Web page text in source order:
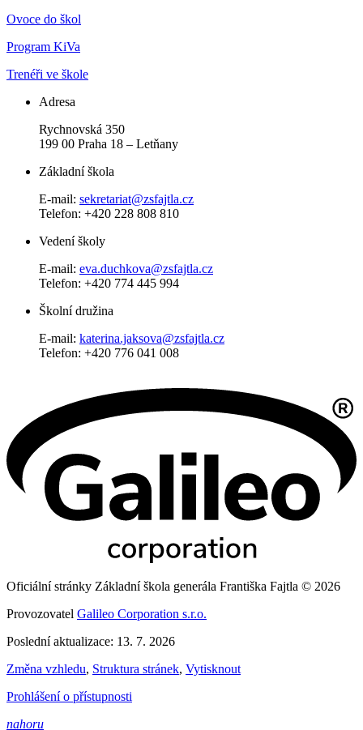
Ovoce do škol
Program KiVa
Trenéři ve škole
Adresa
Rychnovská 350
199 00 Praha 18 – Letňany
Základní škola
E-mail: sekretariat@zsfajtla.cz
Telefon: +420 228 808 810
Vedení školy
E-mail: eva.duchkova@zsfajtla.cz
Telefon: +420 774 445 994
Školní družina
E-mail: katerina.jaksova@zsfajtla.cz
Telefon: +420 776 041 008
Oficiální stránky Základní škola generála Františka Fajtla © 2026
Provozovatel Galileo Corporation s.r.o.
Poslední aktualizace: 13. 7. 2026
Změna vzhledu, Struktura stránek, Vytisknout
Prohlášení o přístupnosti
nahoru